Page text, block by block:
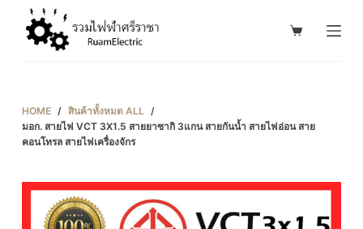
o
c
HOME / สินค้าทั้งหมด ALL /
มอก. สายไฟ VCT 3X1.5 สายยาซากิ 3แกน สายกันน้ำ สายไฟอ่อน สาย
คอนโทรล สายไฟเครื่องจักร